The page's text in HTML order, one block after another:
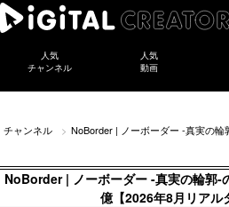
人気
チャンネル
人気
動画
チャンネル NoBorder | ノーボーダー -真実の輪
NoBorder | ノーボーダー -真実の輪郭-
億【2026年8月リアル